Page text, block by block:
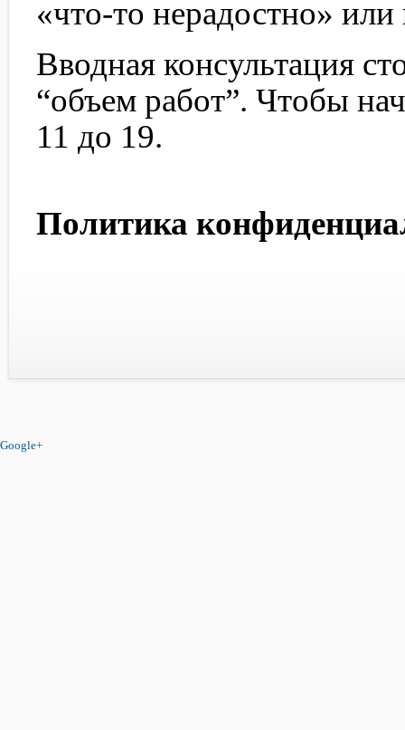
«что-то нерадостно» или
Вводная консультация
“объем работ”. Чтобы
11 до 19.
Политика
Google+